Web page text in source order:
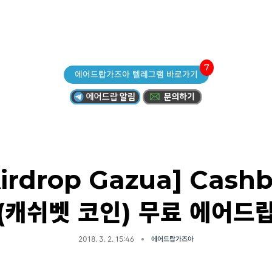
에어드랍가즈아 텔레그램 바로가기
7
Gazua]
쉬벳 코인) 무료 에어드
2018. 3. 2. 15:46 에어드랍가즈아